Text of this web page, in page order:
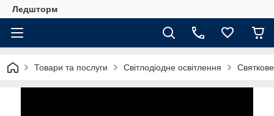
Ледшторм
Товари та послуги Світлодіодне освітлення